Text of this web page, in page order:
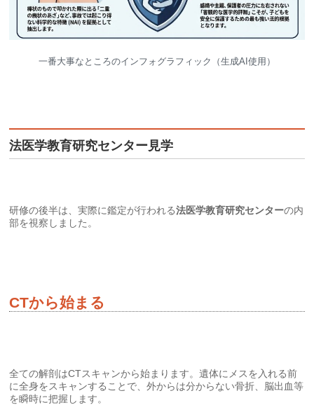
一番大事なところのインフォグラフィック（生成AI使用）
法医学教育研究センター見学
研修の後半は、実際に鑑定が行われる法医学教育研究センターの内
部を視察しました。
CTから始まる
全ての解剖はCTスキャンから始まります。遺体にメスを入れる前
に全身をスキャンすることで、外からは分からない骨折、脳出血等
を瞬時に把握します。